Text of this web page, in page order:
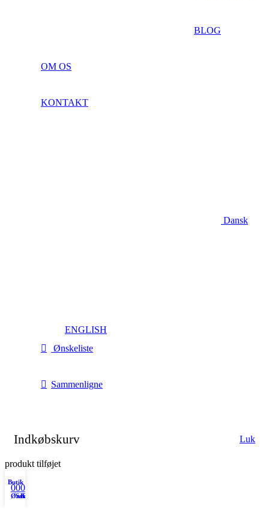
BLOG
OM OS
KONTAKT
Dansk
ENGLISH
Ønskeliste
Sammenligne
Indkøbskurv Luk
Butik
0
Ønskeliste
0
Sammenligne
0
Kurv
produkt tilføjet